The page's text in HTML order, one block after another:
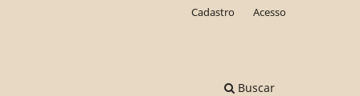
Buscar
Cadastro Acesso